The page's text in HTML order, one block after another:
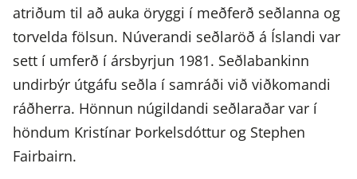
atriðum til að auka öryggi í meðferð seðlanna og
torvelda fölsun. Núverandi seðlaröð á Íslandi var
sett í umferð í ársbyrjun 1981. Seðlabankinn
undirbýr útgáfu seðla í samráði við viðkomandi
ráðherra. Hönnun núgildandi seðlaraðar var í
höndum Kristínar Þorkelsdóttur og Stephen
Fairbairn.